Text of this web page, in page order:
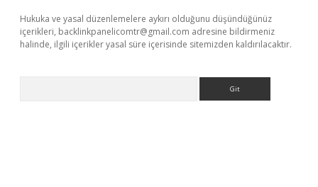
Hukuka ve yasal düzenlemelere aykırı olduğunu düşündüğünüz
içerikleri, backlinkpanelicomtr@gmail.com adresine bildirmeniz
halinde, ilgili içerikler yasal süre içerisinde sitemizden kaldırılacaktır.